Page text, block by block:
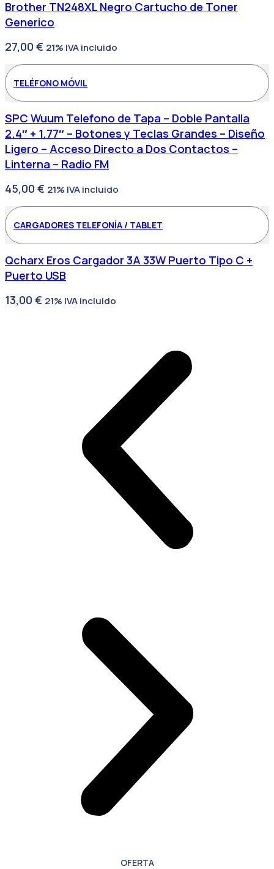
Brother TN248XL Negro Cartucho de Toner
Generico
27,00 € 21% IVA incluido
TELÉFONO MÓVIL
SPC Wuum Telefono de Tapa – Doble Pantalla
2.4″ + 1.77″ – Botones y Teclas Grandes – Diseño
Ligero – Acceso Directo a Dos Contactos –
Linterna – Radio FM
45,00 € 21% IVA incluido
CARGADORES TELEFONÍA / TABLET
Qcharx Eros Cargador 3A 33W Puerto Tipo C +
Puerto USB
13,00 € 21% IVA incluido
OFERTA